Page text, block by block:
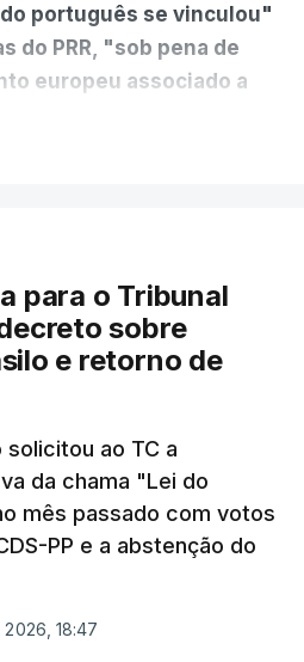
português se vinculou"
do PRR, "sob pena de
europeu associado a
justo e transparente".
reduzir burocracias,
e garantir que os apoios
estaremos a dar
argumenta o
é
para o Tribunal
sobre
e retorno de
ao TC a
da chama "Lei do
mês passado com votos
PP e a abstenção do
18:47